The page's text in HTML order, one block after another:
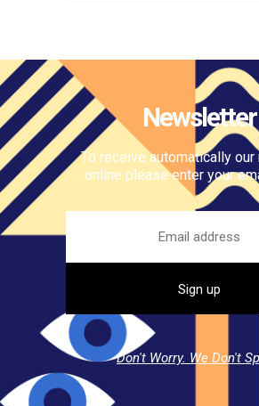
Newsletter
To receive automatically our
online please enter your
Don't Worry. We Don't